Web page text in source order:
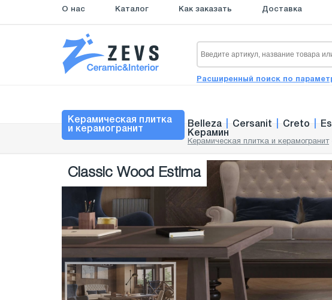
О нас Каталог Как заказать Доставка
Расширенный поиск по
Керамическая плитка
и керамогранит
Belleza Cersanit Creto
Керамин
Керамическая плитка и керамогранит
Classic Wood Estima